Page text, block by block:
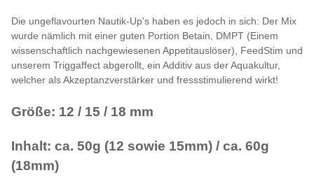
Die ungeflavourten Nautik-Up's haben es jedoch in sich: Der Mix
wurde nämlich mit einer guten Portion Betain, DMPT (Einem
wissenschaftlich nachgewiesenen Appetitauslöser), FeedStim und
unserem Triggaffect abgerollt, ein Additiv aus der Aquakultur,
welcher als Akzeptanzverstärker und fressstimulierend wirkt!
Größe: 12 / 15 / 18 mm
Inhalt: ca. 50g (12 sowie 15mm) / ca. 60g
(18mm)